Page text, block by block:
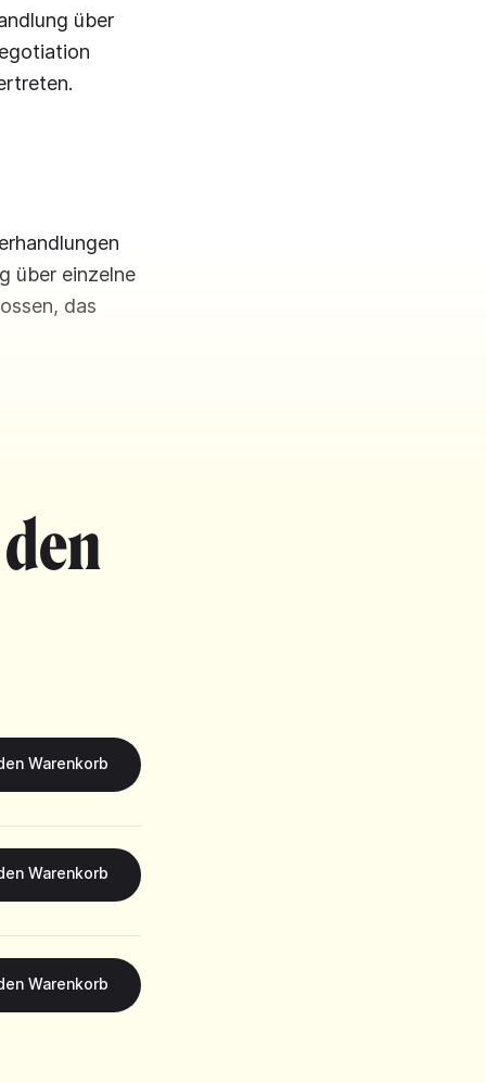
über
über einzelne
das